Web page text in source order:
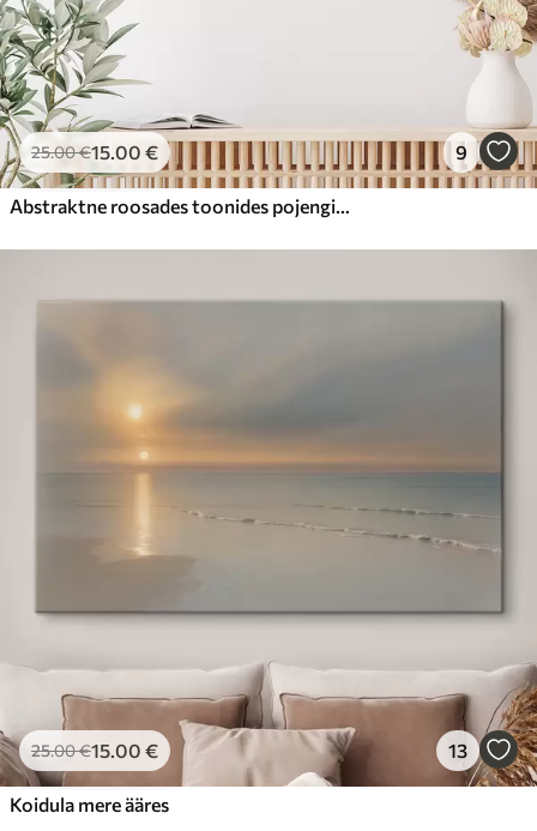
25.00€15.00 € 9
Abstraktne roosades toonides pojengide kimp
25.00€15.00 € 13
Koidula mere ääres